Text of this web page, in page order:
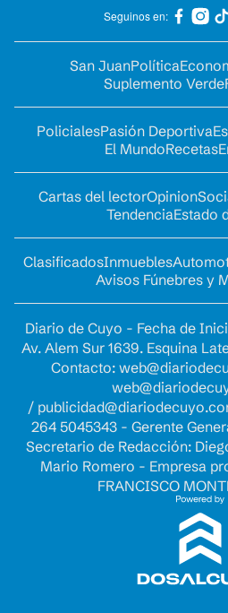
Seguinos en:
San JuanPolítica
Suplemento Verde
PolicialesPasión Deportiva
El MundoRecetas
Cartas del lectorOpinion
TendenciaEstado
ClasificadosInmuebles
Avisos Fúnebres y
Diario de Cuyo - Fecha de
Av. Alem Sur 1639. Esquina
Contacto:
/
264 5045343 - Gerente
Secretario de Redacción:
Mario Romero - Empresa
FRANCISCO